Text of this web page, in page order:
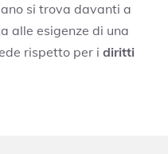
si trova davanti a
alle esigenze di una
rispetto per i diritti